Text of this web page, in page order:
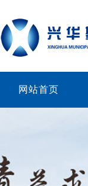
网站首页